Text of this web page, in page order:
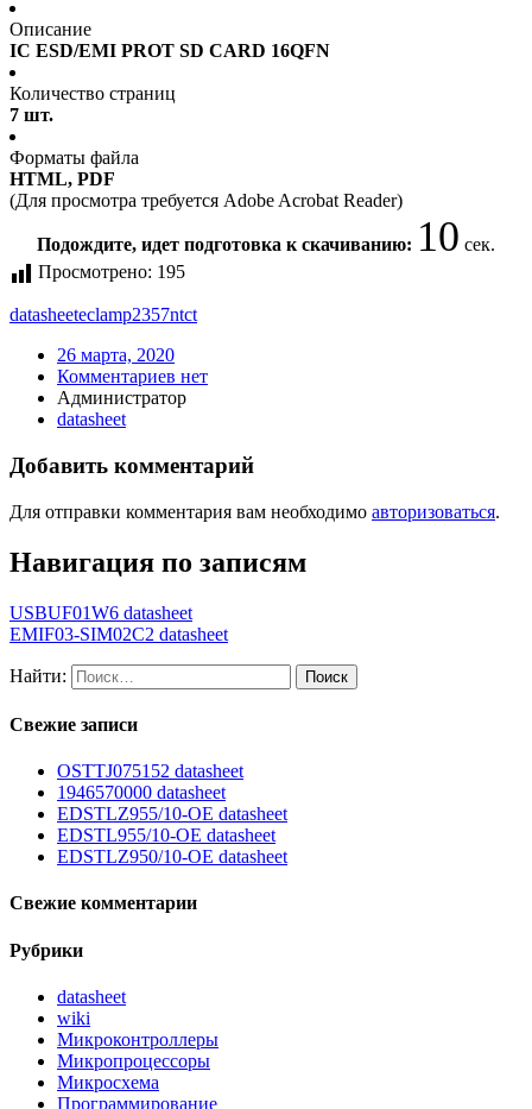
Описание
IC ESD/EMI PROT SD CARD 16QFN
Количество страниц
7 шт.
Форматы файла
HTML, PDF
(Для просмотра требуется Adobe Acrobat Reader)
Подождите, идет подготовка к скачиванию: 10 сек.
Просмотрено: 195
datasheeteclamp2357ntct
26 марта, 2020
Комментариев нет
Администратор
datasheet
Добавить комментарий
Для отправки комментария вам необходимо авторизоваться.
Навигация по записям
USBUF01W6 datasheet
EMIF03-SIM02C2 datasheet
Найти:
Свежие записи
OSTTJ075152 datasheet
1946570000 datasheet
EDSTLZ955/10-OE datasheet
EDSTL955/10-OE datasheet
EDSTLZ950/10-OE datasheet
Свежие комментарии
Рубрики
datasheet
wiki
Микроконтроллеры
Микропроцессоры
Микросхема
Программирование